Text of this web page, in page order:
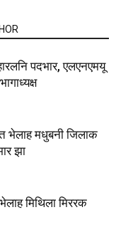
पदभार, एलएनएमयू
भेलाह मधुबनी जिलाक
झा
मिथिला मिररक